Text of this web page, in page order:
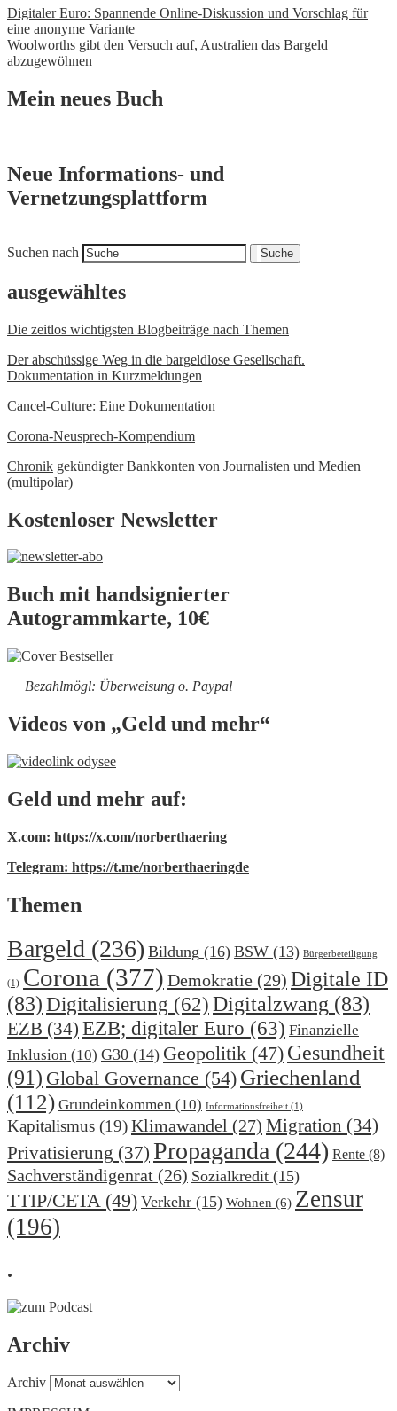
Digitaler Euro: Spannende Online-Diskussion und Vorschlag für
eine anonyme Variante
Woolworths gibt den Versuch auf, Australien das Bargeld
abzugewöhnen
Mein neues Buch
Neue Informations- und
Vernetzungsplattform
Suchen nach Suche
ausgewähltes
Die zeitlos wichtigsten Blogbeiträge nach Themen
Der abschüssige Weg in die bargeldlose Gesellschaft.
Dokumentation in Kurzmeldungen
Cancel-Culture: Eine Dokumentation
Corona-Neusprech-Kompendium
Chronik gekündigter Bankkonten von Journalisten und Medien
(multipolar)
Kostenloser Newsletter
Buch mit handsignierter
Autogrammkarte, 10€
Bezahlmögl: Überweisung o. Paypal
Videos von „Geld und mehr“
Geld und mehr auf:
X.com: https://x.com/norberthaering
Telegram: https://t.me/norberthaeringde
Themen
Bargeld (236) Bildung (16) BSW (13) Bürgerbeteiligung
(1) Corona (377) Demokratie (29) Digitale ID
(83) Digitalisierung (62) Digitalzwang (83)
EZB (34) EZB; digitaler Euro (63) Finanzielle
Inklusion (10) G30 (14) Geopolitik (47) Gesundheit
(91) Global Governance (54) Griechenland
(112) Grundeinkommen (10) Informationsfreiheit (1)
Kapitalismus (19)Klimawandel (27) Migration (34)
Privatisierung (37) Propaganda (244) Rente (8)
Sachverständigenrat (26) Sozialkredit (15)
TTIP/CETA (49) Verkehr (15) Wohnen (6) Zensur
(196)
.
Archiv
Archiv